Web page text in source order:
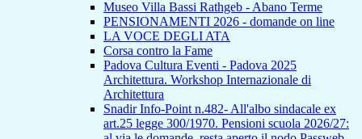
Museo Villa Bassi Rathgeb - Abano Terme
PENSIONAMENTI 2026 - domande on line
LA VOCE DEGLI ATA
Corsa contro la Fame
Padova Cultura Eventi - Padova 2025
Architettura. Workshop Internazionale di
Architettura
Snadir Info-Point n.482- All'albo sindacale ex
art.25 legge 300/1970. Pensioni scuola 2026/27: